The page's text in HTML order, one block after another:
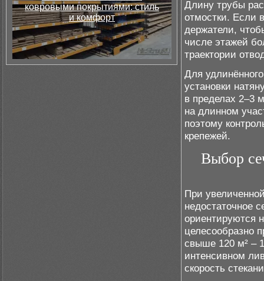
ковровыми покрытиями: стиль
и комфорт
Длину трубы
отмостки. Если
держатели,
числе этажей
траектории
Для
установки
в пределах 2–3
на длинном
поэтому
крепежей.
Выбор
При
недостаточное
ориентируются
целесообразно
свыше 120 м² –
интенсивном
скорость